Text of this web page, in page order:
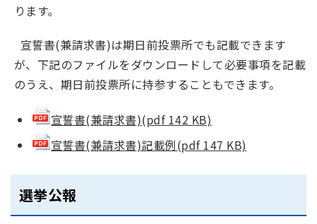
ります。
宣誓書(兼請求書)は期日前投票所でも記載できます
が、下記のファイルをダウンロードして必要事項を記載
のうえ、期日前投票所に持参することもできます。
宣誓書(兼請求書)(pdf 142 KB)
宣誓書(兼請求書)記載例(pdf 147 KB)
選挙公報